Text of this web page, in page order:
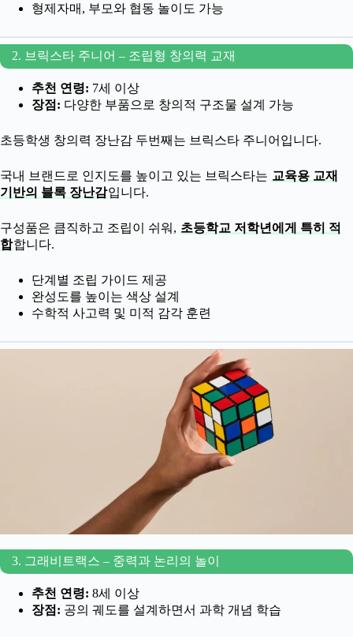
형제자매, 부모와 협동 놀이도 가능
2. 브릭스타 주니어 – 조립형 창의력 교재
추천 연령: 7세 이상
장점: 다양한 부품으로 창의적 구조물 설계 가능
초등학생 창의력 장난감 두번째는 브릭스타 주니어입니다.
국내 브랜드로 인지도를 높이고 있는 브릭스타는 교육용 교재
기반의 블록 장난감입니다.
구성품은 큼직하고 조립이 쉬워, 초등학교 저학년에게 특히 적
합합니다.
단계별 조립 가이드 제공
완성도를 높이는 색상 설계
수학적 사고력 및 미적 감각 훈련
3. 그래비트랙스 – 중력과 논리의 놀이
추천 연령: 8세 이상
장점: 공의 궤도를 설계하면서 과학 개념 학습